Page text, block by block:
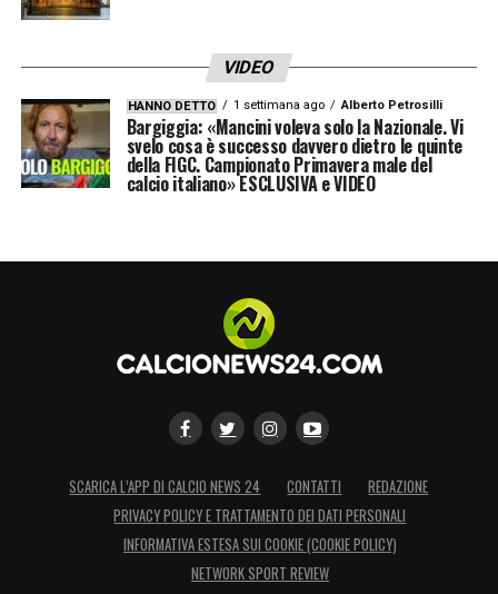
VIDEO
HANNO DETTO 1 settimana ago Alberto Petrosilli
Bargiggia: «Mancini voleva solo la Nazionale. Vi
svelo cosa è successo davvero dietro le quinte
della FIGC. Campionato Primavera male del
calcio italiano» ESCLUSIVA e VIDEO
SCARICA L’APP DI CALCIO NEWS 24 CONTATTI
REDAZIONE
PRIVACY POLICY E TRATTAMENTO DEI DATI PERSONALI
INFORMATIVA ESTESA SUI COOKIE (COOKIE POLICY)
NETWORK SPORT REVIEW